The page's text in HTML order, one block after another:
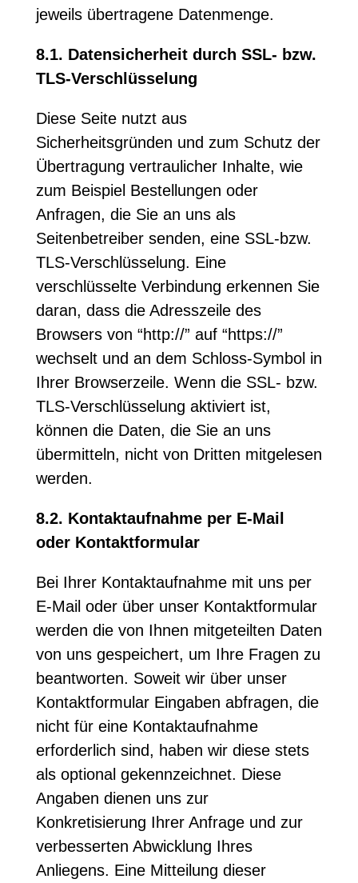
jeweils übertragene Datenmenge.
8.1. Datensicherheit durch SSL- bzw.
TLS-Verschlüsselung
Diese Seite nutzt aus
Sicherheitsgründen und zum Schutz der
Übertragung vertraulicher Inhalte, wie
zum Beispiel Bestellungen oder
Anfragen, die Sie an uns als
Seitenbetreiber senden, eine SSL-bzw.
TLS-Verschlüsselung. Eine
verschlüsselte Verbindung erkennen Sie
daran, dass die Adresszeile des
Browsers von “http://” auf “https://”
wechselt und an dem Schloss-Symbol in
Ihrer Browserzeile. Wenn die SSL- bzw.
TLS-Verschlüsselung aktiviert ist,
können die Daten, die Sie an uns
übermitteln, nicht von Dritten mitgelesen
werden.
8.2. Kontaktaufnahme per E-Mail
oder Kontaktformular
Bei Ihrer Kontaktaufnahme mit uns per
E-Mail oder über unser Kontaktformular
werden die von Ihnen mitgeteilten Daten
von uns gespeichert, um Ihre Fragen zu
beantworten. Soweit wir über unser
Kontaktformular Eingaben abfragen, die
nicht für eine Kontaktaufnahme
erforderlich sind, haben wir diese stets
als optional gekennzeichnet. Diese
Angaben dienen uns zur
Konkretisierung Ihrer Anfrage und zur
verbesserten Abwicklung Ihres
Anliegens. Eine Mitteilung dieser